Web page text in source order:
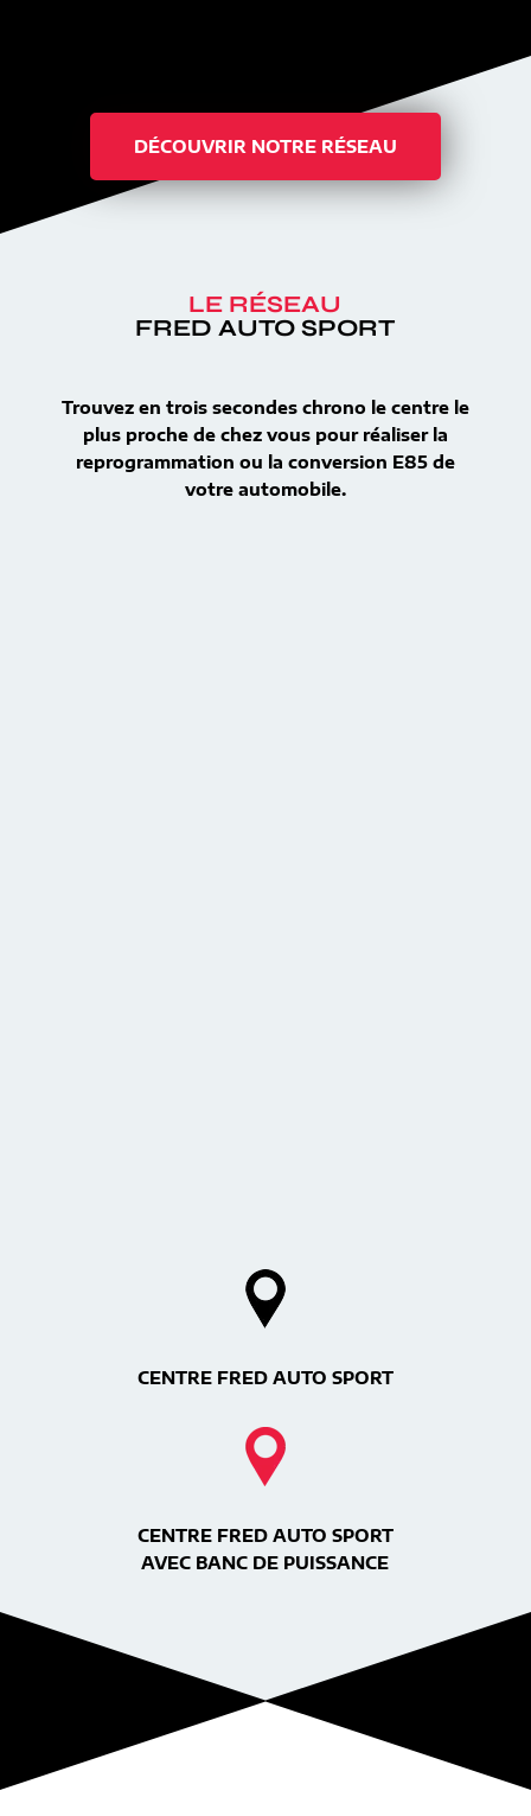
DÉCOUVRIR NOTRE RÉSEAU
LE RÉSEAU
FRED AUTO SPORT
Trouvez en trois secondes chrono le centre le
plus proche de chez vous pour réaliser la
reprogrammation ou la conversion E85 de
votre automobile.
CENTRE FRED AUTO SPORT
CENTRE FRED AUTO SPORT
AVEC BANC DE PUISSANCE